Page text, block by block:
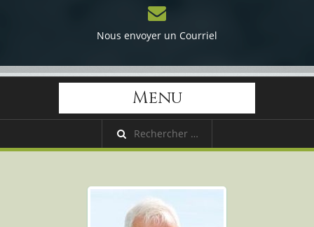
Nous envoyer un Courriel
Menu